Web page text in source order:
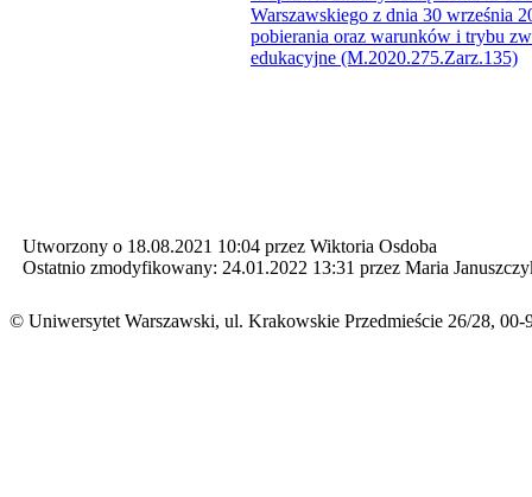
Warszawskiego z dnia 30 września
pobierania oraz warunków i trybu
edukacyjne​​ (M.2020.275.Zarz.135)
Utworzony o 18.08.2021 10:04 przez Wiktoria Osdoba
Ostatnio zmodyfikowany: 24.01.2022 13:31 przez Maria
© Uniwersytet Warszawski, ul. Krakowskie Przedmieście 26/28, 00-